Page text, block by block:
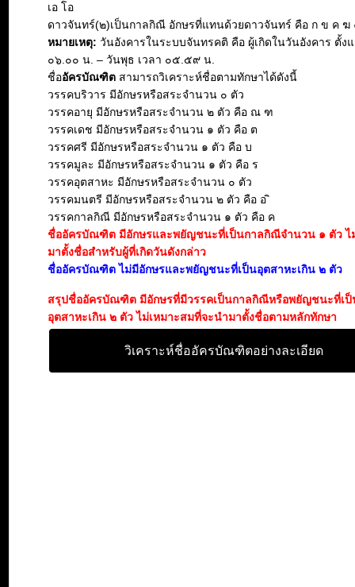
เอ โอ
ดาวจันทร์(๒)เป็นกาลกิณี อักษรที่แทนด้วยดาวจันทร์ คือ ก ข ค ฆ
หมายเหตุ: วันอังคารในระบบจันทรคติ คือ ผู้เกิดในวันอังคาร ตั้งแ
๐๖.๐๐ น. – วันพุธ เวลา ๐๕.๕๙ น.
ชื่ออัครบัณฑิต สามารถวิเคราะห์ชื่อตามทักษาได้ดังนี้
วรรคบริวาร มีอักษรหรือสระจำนวน ๐ ตัว
วรรคอายุ มีอักษรหรือสระจำนวน ๒ ตัว คือ ณ ฑ
วรรคเดช มีอักษรหรือสระจำนวน ๑ ตัว คือ ต
วรรคศรี มีอักษรหรือสระจำนวน ๑ ตัว คือ บ
วรรคมูละ มีอักษรหรือสระจำนวน ๑ ตัว คือ ร
วรรคอุตสาหะ มีอักษรหรือสระจำนวน ๐ ตัว
วรรคมนตรี มีอักษรหรือสระจำนวน ๒ ตัว คือ อ ิ
วรรคกาลกิณี มีอักษรหรือสระจำนวน ๑ ตัว คือ ค
ชื่ออัครบัณฑิต มีอักษรและพยัญชนะที่เป็นกาลกิณีจำนวน ๑ ตัว ไ
มาตั้งชื่อสำหรับผู้ที่เกิดวันดังกล่าว
ชื่ออัครบัณฑิต ไม่มีอักษรและพยัญชนะที่เป็นอุตสาหะเกิน ๒ ตัว
สรุปชื่ออัครบัณฑิต มีอักษรที่มีวรรคเป็นกาลกิณีหรือพยัญชนะที่เป็
อุตสาหะเกิน ๒ ตัว ไม่เหมาะสมที่จะนำมาตั้งชื่อตามหลักทักษา
วิเคราะห์ชื่ออัครบัณฑิตอย่างละเอียด